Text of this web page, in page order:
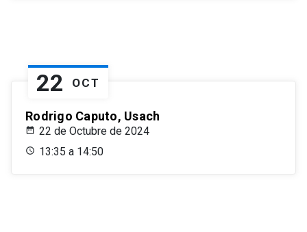
22 OCT
Rodrigo Caputo, Usach
22 de Octubre de 2024
13:35 a 14:50